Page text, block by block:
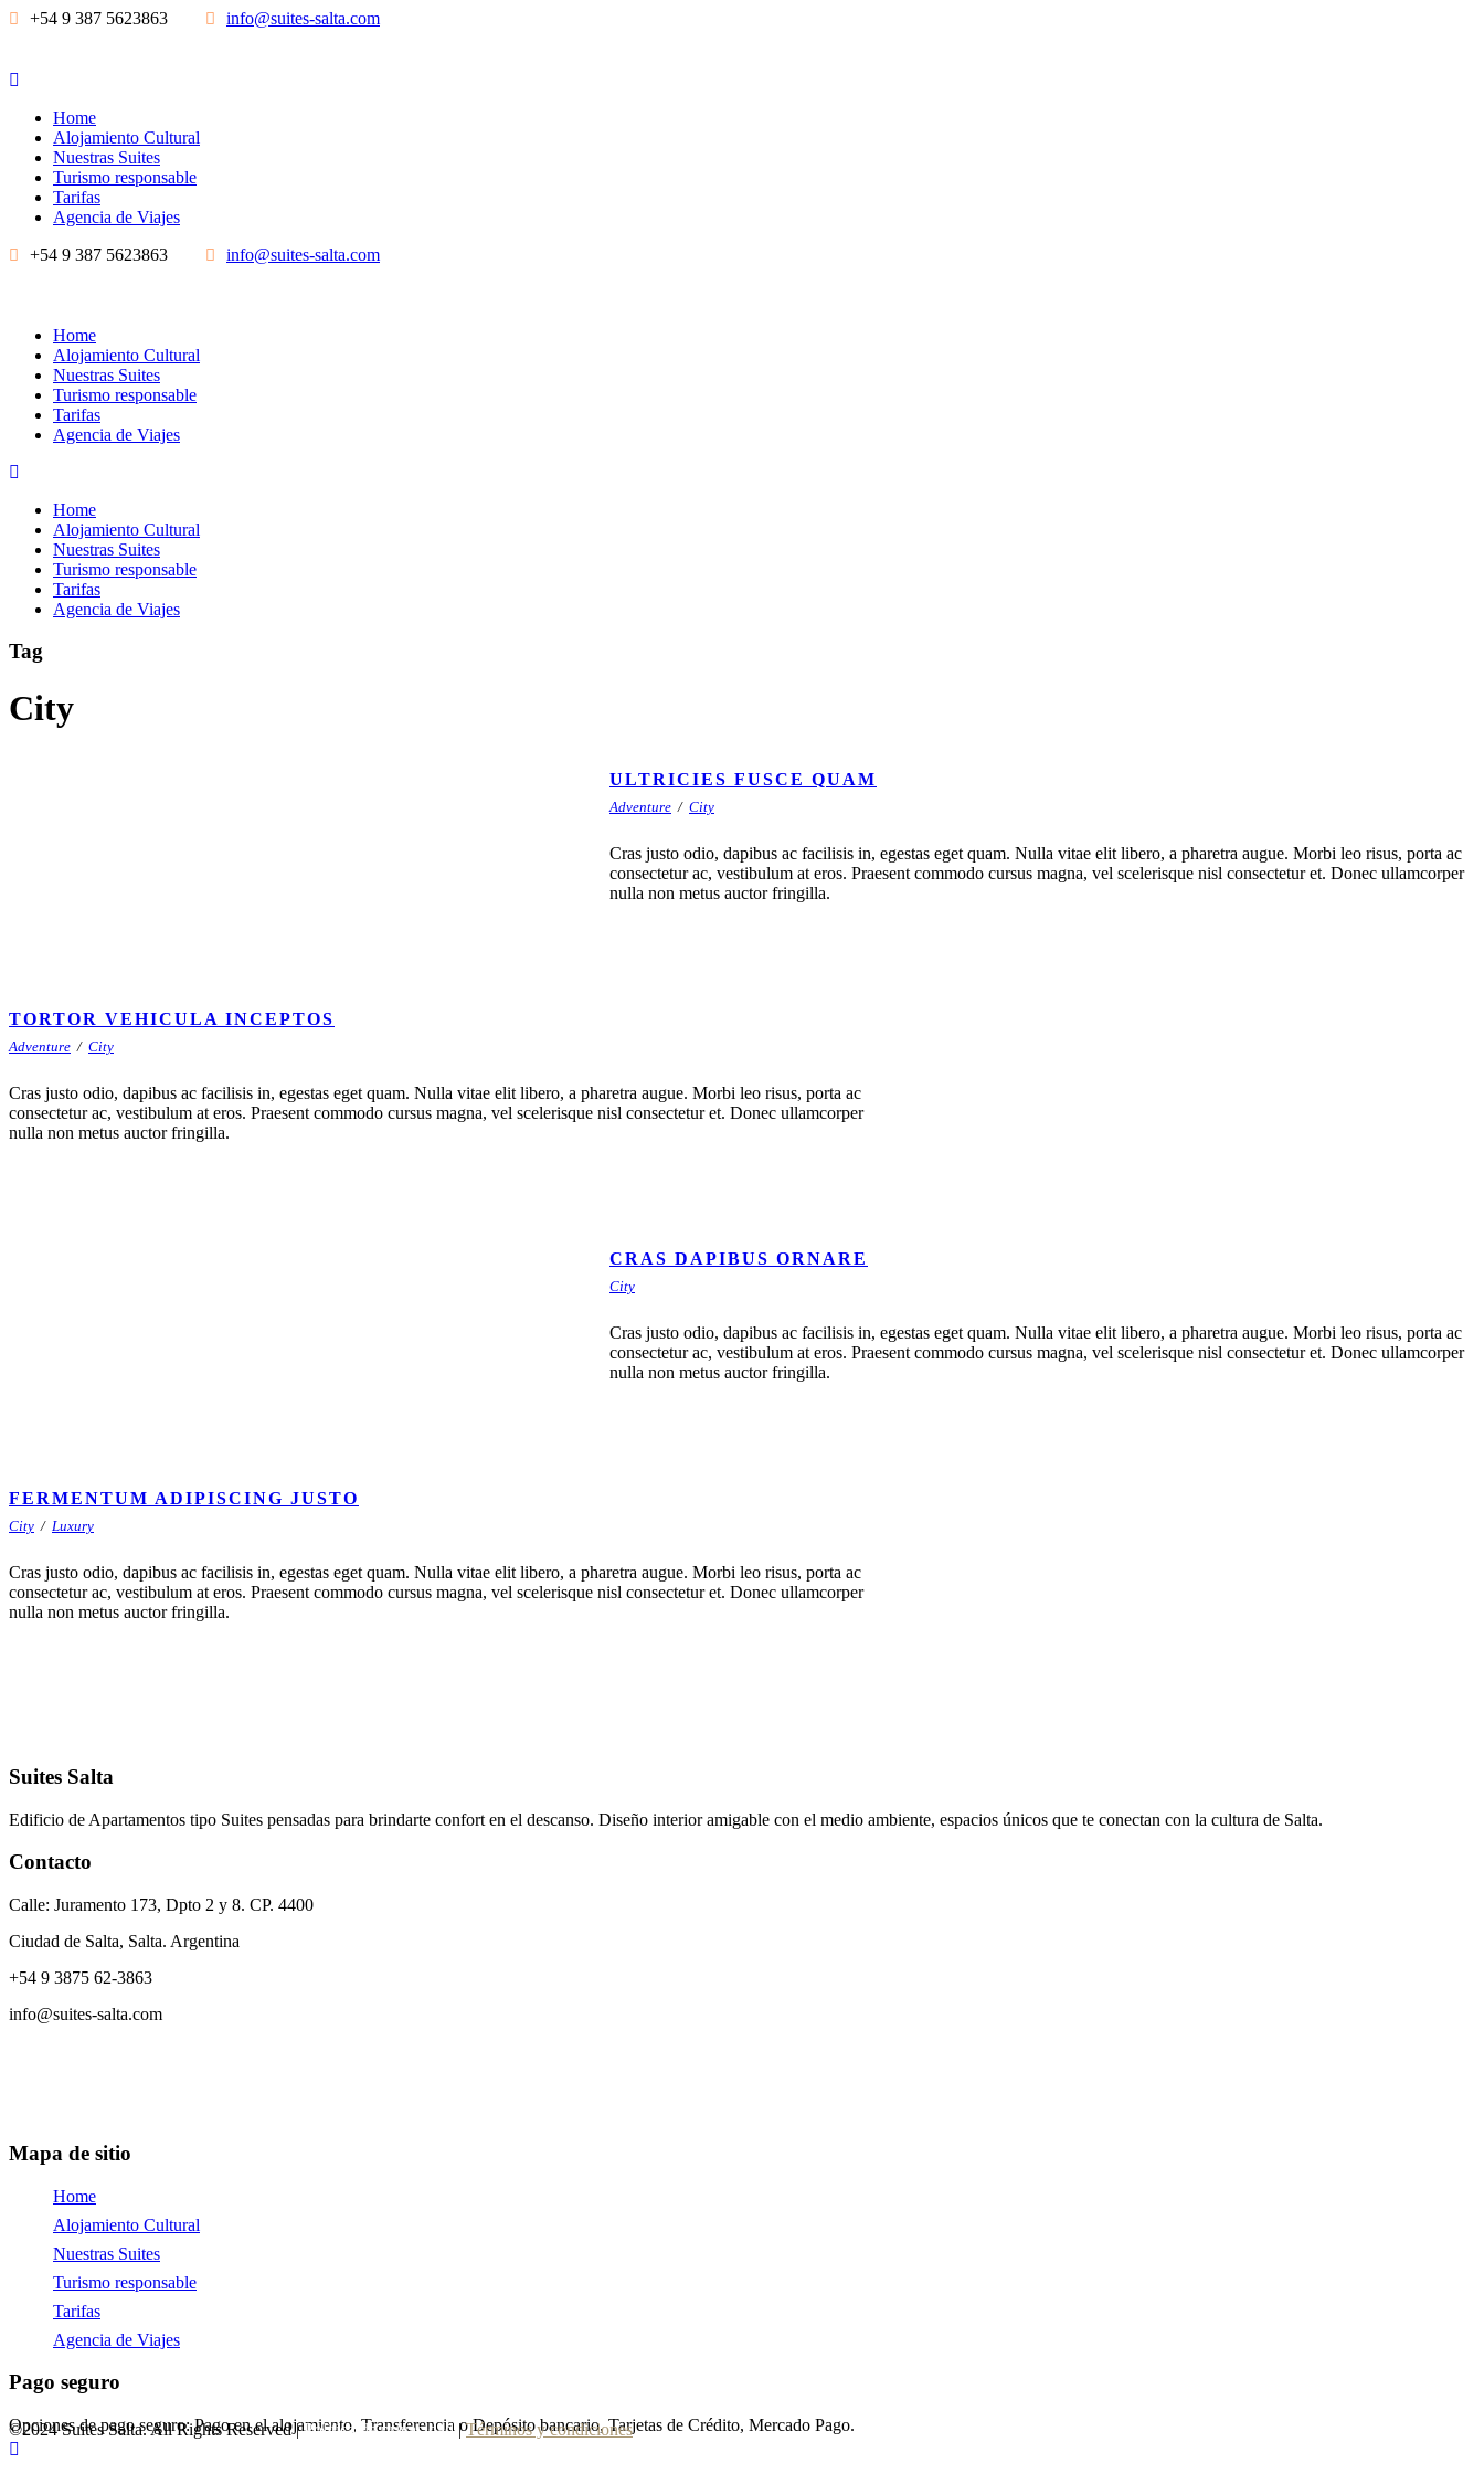
+54 9 387 5623863 info@suites-salta.com
Home
Alojamiento Cultural
Nuestras Suites
Turismo responsable
Tarifas
Agencia de Viajes
+54 9 387 5623863
info@suites-salta.com
Home
Alojamiento Cultural
Nuestras Suites
Turismo responsable
Tarifas
Agencia de Viajes
Home
Alojamiento Cultural
Nuestras Suites
Turismo responsable
Tarifas
Agencia de Viajes
Tag
City
ULTRICIES FUSCE QUAM
Adventure / City
Cras justo odio, dapibus ac facilisis in, egestas eget quam. Nulla vitae elit libero, a pharetra augue. Morbi leo risus, porta ac
consectetur ac, vestibulum at eros. Praesent commodo cursus magna, vel scelerisque nisl consectetur et. Donec ullamcorper
nulla non metus auctor fringilla.
TORTOR VEHICULA INCEPTOS
Adventure / City
Cras justo odio, dapibus ac facilisis in, egestas eget quam. Nulla vitae elit libero, a pharetra augue. Morbi leo risus, porta ac
consectetur ac, vestibulum at eros. Praesent commodo cursus magna, vel scelerisque nisl consectetur et. Donec ullamcorper
nulla non metus auctor fringilla.
CRAS DAPIBUS ORNARE
City
Cras justo odio, dapibus ac facilisis in, egestas eget quam. Nulla vitae elit libero, a pharetra augue. Morbi leo risus, porta ac
consectetur ac, vestibulum at eros. Praesent commodo cursus magna, vel scelerisque nisl consectetur et. Donec ullamcorper
nulla non metus auctor fringilla.
FERMENTUM ADIPISCING JUSTO
City / Luxury
Cras justo odio, dapibus ac facilisis in, egestas eget quam. Nulla vitae elit libero, a pharetra augue. Morbi leo risus, porta ac
consectetur ac, vestibulum at eros. Praesent commodo cursus magna, vel scelerisque nisl consectetur et. Donec ullamcorper
nulla non metus auctor fringilla.
Suites Salta
Edificio de Apartamentos tipo Suites pensadas para brindarte confort en el descanso. Diseño interior amigable con el medio ambiente, espacios únicos que te conectan con la cultura de Salta.
Contacto
Calle: Juramento 173, Dpto 2 y 8. CP. 4400
Ciudad de Salta, Salta. Argentina
+54 9 3875 62-3863
info@suites-salta.com
Mapa de sitio
Home
Alojamiento Cultural
Nuestras Suites
Turismo responsable
Tarifas
Agencia de Viajes
Pago seguro
Opciones de pago seguro: Pago en el alojamiento, Transferencia o Depósito bancario, Tarjetas de Crédito, Mercado Pago.
©2024 Suites Salta. All Rights Reserved |Política de privacidad|Términos y condiciones